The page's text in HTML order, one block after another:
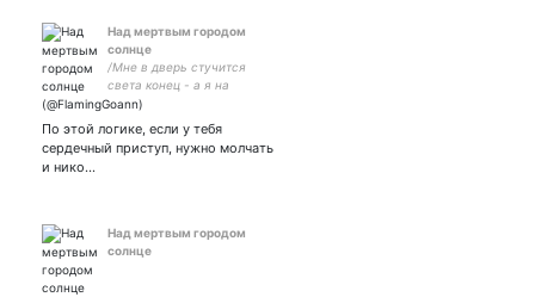
Над мертвым городом
солнце
/Мне в дверь стучится
света конец - а я на
прогулке/ Я Оля. Люблю
собаками, штуками ручной
работы и просто фотками
По этой логике, если у тебя
сердечный приступ, нужно молчать
и нико…
Над мертвым городом
солнце